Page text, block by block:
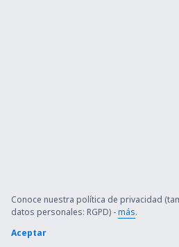
Conoce nuestra política de privacidad
datos personales: RGPD) -más.
Aceptar